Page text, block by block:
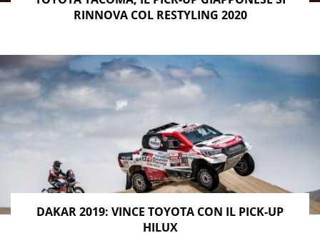
RINNOVA COL RESTYLING 2020
DAKAR 2019: VINCE TOYOTA CON IL PICK-UP
HILUX